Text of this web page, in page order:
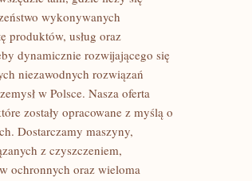
wykonywanych
produktów, usług oraz
dynamicznie rozwijającego się
niezawodnych rozwiązań
w Polsce. Nasza oferta
zostały opracowane z myślą o
Dostarczamy maszyny,
z czyszczeniem,
ochronnych oraz wieloma